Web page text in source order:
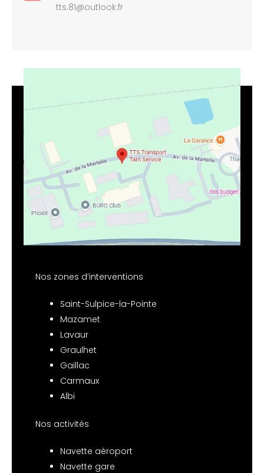
tts.81@outlook.fr
Nos zones d’interventions
Saint-Sulpice-la-Pointe
Mazamet
Lavaur
Graulhet
Gaillac
Carmaux
Albi
Nos activités
Navette aéroport
Navette gare